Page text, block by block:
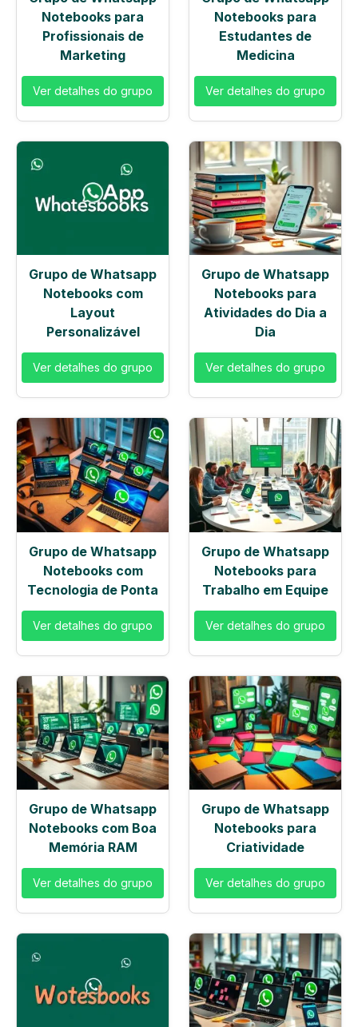
Notebooks para
Profissionais de
Marketing
Ver detalhes do grupo
Notebooks para
Estudantes de
Medicina
Ver detalhes do grupo
Grupo de Whatsapp
Notebooks com
Layout
Personalizável
Ver detalhes do grupo
Grupo de Whatsapp
Notebooks para
Atividades do Dia a
Dia
Ver detalhes do grupo
Grupo de Whatsapp
Notebooks com
Tecnologia de Ponta
Ver detalhes do grupo
Grupo de Whatsapp
Notebooks para
Trabalho em Equipe
Ver detalhes do grupo
Grupo de Whatsapp
Notebooks com Boa
Memória RAM
Ver detalhes do grupo
Grupo de Whatsapp
Notebooks para
Criatividade
Ver detalhes do grupo